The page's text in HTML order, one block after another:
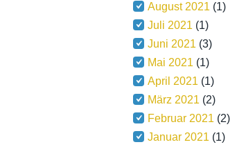
August 2021 (1)
Juli 2021 (1)
Juni 2021 (3)
Mai 2021 (1)
April 2021 (1)
März 2021 (2)
Februar 2021 (2)
Januar 2021 (1)